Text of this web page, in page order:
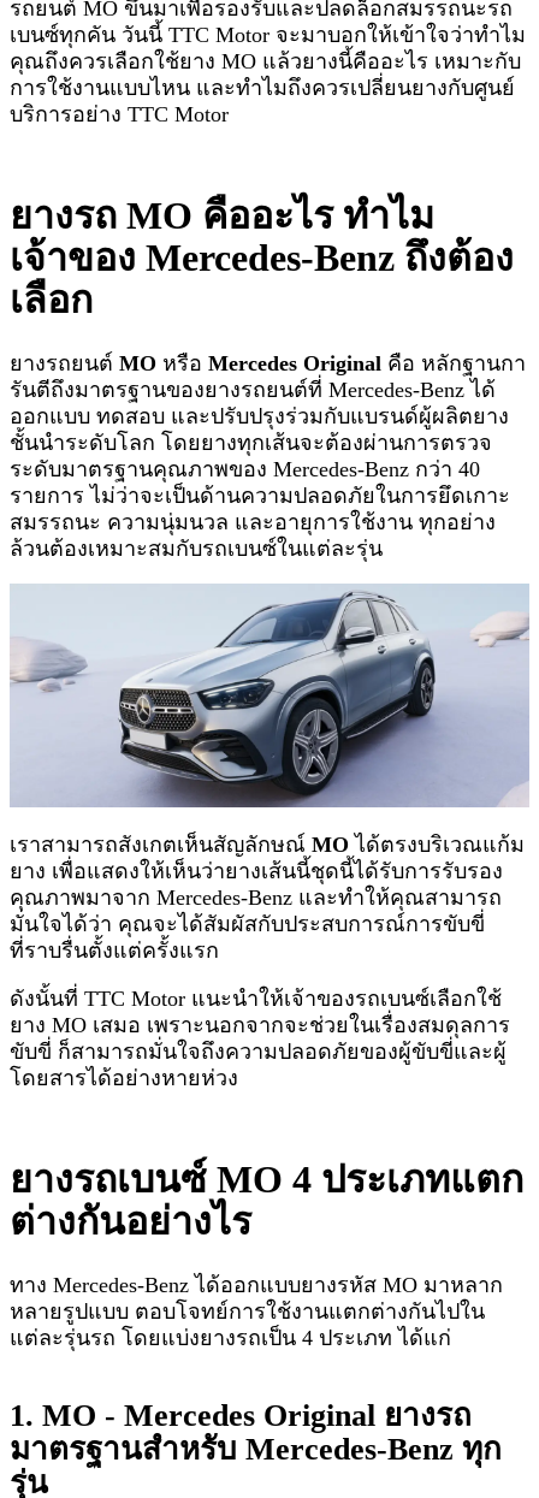
รถยนต์ MO ขึ้นมาเพื่อรองรับและปลดล็อกสมรรถนะรถ
เบนซ์ทุกคัน วันนี้ TTC Motor จะมาบอกให้เข้าใจว่าทำไม
คุณถึงควรเลือกใช้ยาง MO แล้วยางนี้คืออะไร เหมาะกับ
การใช้งานแบบไหน และทำไมถึงควรเปลี่ยนยางกับศูนย์
บริการอย่าง TTC Motor
ยางรถ MO คืออะไร ทำไม
เจ้าของ Mercedes-Benz ถึงต้อง
เลือก
ยางรถยนต์ MO หรือ Mercedes Original คือ หลักฐานกา
รันตีถึงมาตรฐานของยางรถยนต์ที่ Mercedes-Benz ได้
ออกแบบ ทดสอบ และปรับปรุงร่วมกับแบรนด์ผู้ผลิตยาง
ชั้นนำระดับโลก โดยยางทุกเส้นจะต้องผ่านการตรวจ
ระดับมาตรฐานคุณภาพของ Mercedes-Benz กว่า 40
รายการ ไม่ว่าจะเป็นด้านความปลอดภัยในการยึดเกาะ
สมรรถนะ ความนุ่มนวล และอายุการใช้งาน ทุกอย่าง
ล้วนต้องเหมาะสมกับรถเบนซ์ในแต่ละรุ่น
เราสามารถสังเกตเห็นสัญลักษณ์ MO ได้ตรงบริเวณแก้ม
ยาง เพื่อแสดงให้เห็นว่ายางเส้นนี้ชุดนี้ได้รับการรับรอง
คุณภาพมาจาก Mercedes-Benz และทำให้คุณสามารถ
มั่นใจได้ว่า คุณจะได้สัมผัสกับประสบการณ์การขับขี่
ที่ราบรื่นตั้งแต่ครั้งแรก
ดังนั้นที่ TTC Motor แนะนำให้เจ้าของรถเบนซ์เลือกใช้
ยาง MO เสมอ เพราะนอกจากจะช่วยในเรื่องสมดุลการ
ขับขี่ ก็สามารถมั่นใจถึงความปลอดภัยของผู้ขับขี่และผู้
โดยสารได้อย่างหายห่วง
ยางรถเบนซ์ MO 4 ประเภทแตก
ต่างกันอย่างไร
ทาง Mercedes-Benz ได้ออกแบบยางรหัส MO มาหลาก
หลายรูปแบบ ตอบโจทย์การใช้งานแตกต่างกันไปใน
แต่ละรุ่นรถ โดยแบ่งยางรถเป็น 4 ประเภท ได้แก่
1. MO - Mercedes Original ยางรถ
มาตรฐานสำหรับ Mercedes-Benz ทุก
รุ่น